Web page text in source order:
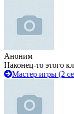
Аноним
Наконец-то этого
Мастер игры (2